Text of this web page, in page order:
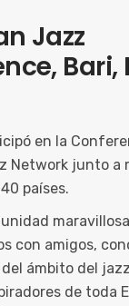
Jazz
Bari,
en la
Network junto a
países.
con amigos,
ámbito del
de toda